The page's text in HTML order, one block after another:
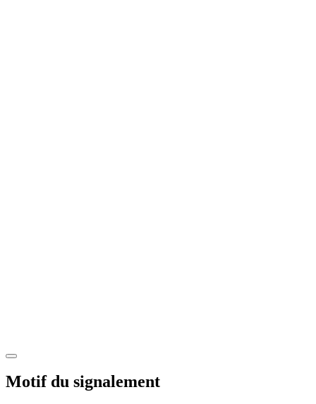
Motif du signalement